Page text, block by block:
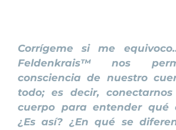
Corrígeme si me
Feldenkrais™ nos
consciencia de nuestro
todo; es decir,
cuerpo para entender qué
¿Es así? ¿En qué se